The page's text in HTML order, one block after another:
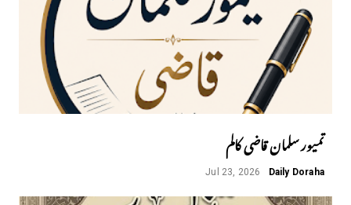
تمیور سلمان قاضی کالم
Daily Doraha
Jul 23, 2026